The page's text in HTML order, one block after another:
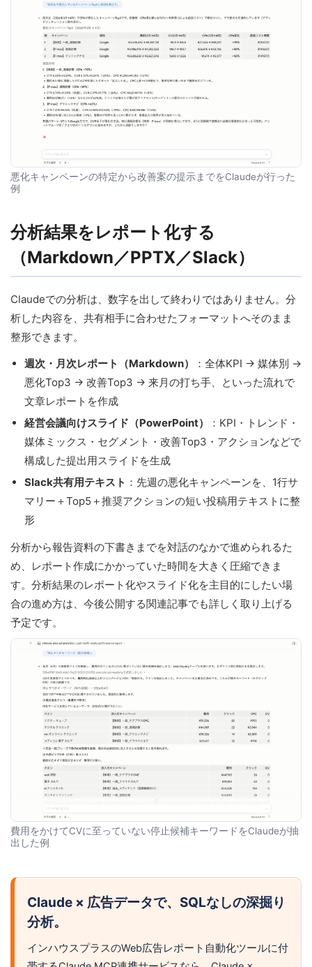
悪化キャンペーンの特定から改善案の提示までをClaudeが行った
例
分析結果をレポート化する
（Markdown／PPTX／Slack）
Claudeでの分析は、数字を出して終わりではありません。分
析した内容を、共有相手に合わせたフォーマットへそのまま
整形できます。
週次・月次レポート（Markdown）
：全体KPI → 媒体別 →
悪化Top3 → 改善Top3 → 来月の打ち手、といった流れで
文章レポートを作成
経営会議向けスライド（PowerPoint）
：KPI・トレンド・
媒体ミックス・セグメント・改善Top3・アクションなどで
構成した提出用スライドを生成
Slack共有用テキスト ：先週の悪化キャンペーンを、1行サ
マリー＋Top5＋推奨アクションの短い投稿用テキストに整
形
分析から報告資料の下書きまでを対話のなかで進められるた
め、レポート作成にかかっていた時間を大きく圧縮できま
す。分析結果のレポート化やスライド化を主目的にしたい場
合の進め方は、今後公開する関連記事でも詳しく取り上げる
予定です。
費用をかけてCVに至っていない停止候補キーワードをClaudeが抽
出した例
Claude × 広告データで、SQLなしの深掘り
分析。
インハウスプラスのWeb広告レポート自動化ツールに付